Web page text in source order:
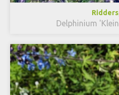
Delphinium